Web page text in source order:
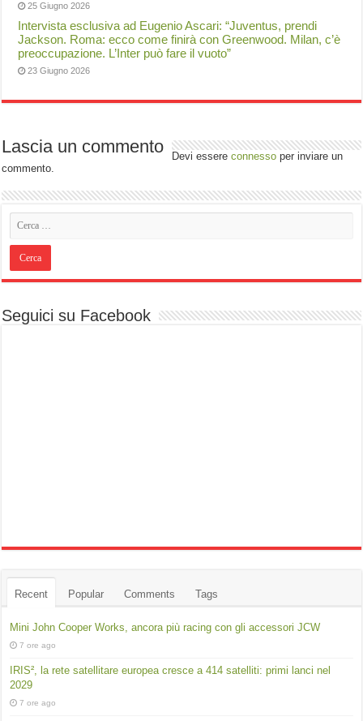
25 Giugno 2026
Intervista esclusiva ad Eugenio Ascari: “Juventus, prendi
Jackson. Roma: ecco come finirà con Greenwood. Milan, c’è
preoccupazione. L’Inter può fare il vuoto”
23 Giugno 2026
Lascia un commento Devi essereconnesso per inviare un
commento.
Seguici su Facebook
Recent Popular Comments Tags
Mini John Cooper Works, ancora più racing con gli accessori JCW
7 ore ago
IRIS², la rete satellitare europea cresce a 414 satelliti: primi lanci nel
2029
7 ore ago